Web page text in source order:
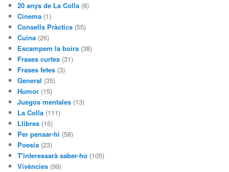
20 anys de La Colla (8)
Cinema (1)
Consells Pràctics (55)
Cuina (26)
Escampem la boira (38)
Frases curtes (31)
Frases fetes (3)
General (35)
Humor (15)
Juegos mentales (13)
La Colla (111)
Llibres (15)
Per pensar-hi (58)
Poesia (23)
T'interessarà saber-ho (105)
Vivències (99)